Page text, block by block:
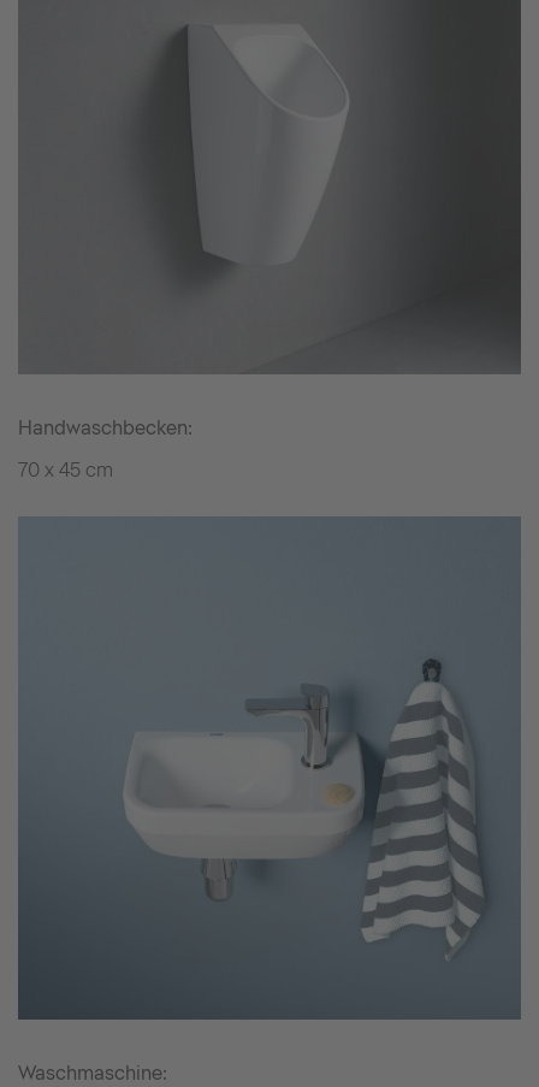
Handwaschbecken:
70 x 45 cm
Waschmaschine: